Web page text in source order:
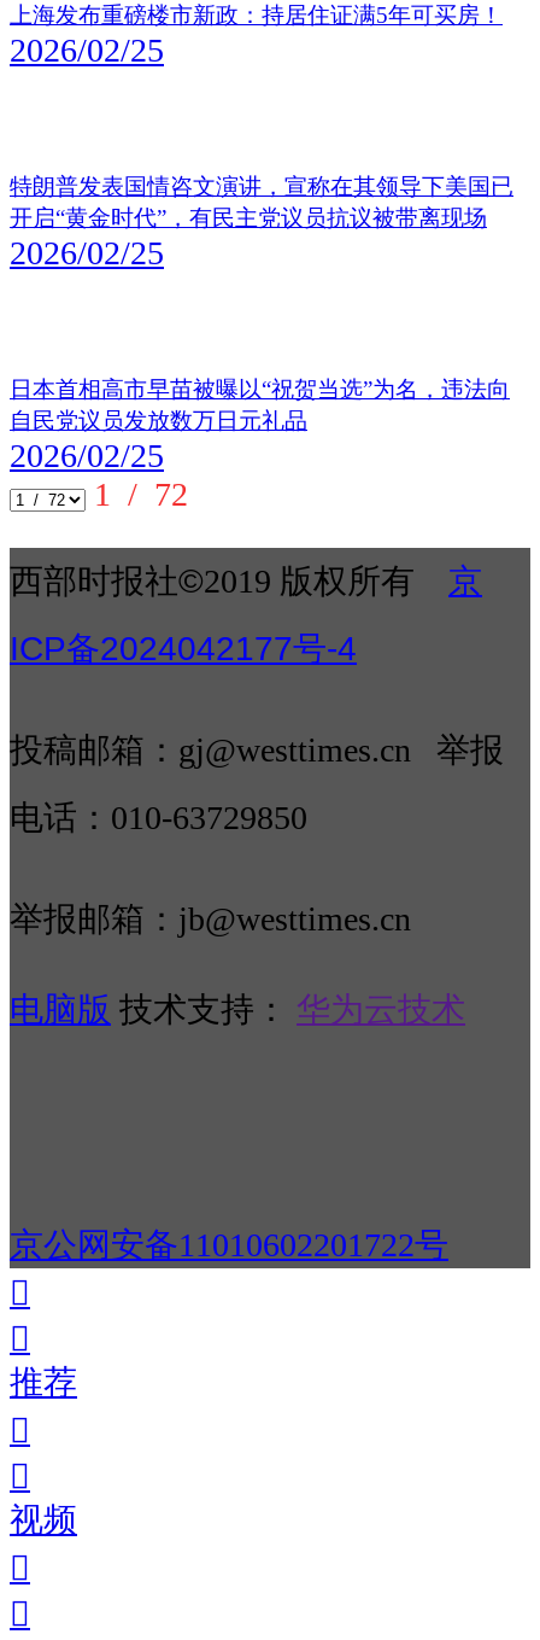
上海发布重磅楼市新政：持居住证满5年可买房！
2026/02/25
特朗普发表国情咨文演讲，宣称在其领导下美国已
开启“黄金时代”，有民主党议员抗议被带离现场
2026/02/25
日本首相高市早苗被曝以“祝贺当选”为名，违法向
自民党议员发放数万日元礼品
2026/02/25
1 / 72
西部时报社©2019 版权所有 京
ICP备2024042177号-4
投稿邮箱：gj@westtimes.cn 举报
电话：010-63729850
举报邮箱：jb@westtimes.cn
电脑版 技术支持： 华为云技术
京公网安备11010602201722号
推荐
视频